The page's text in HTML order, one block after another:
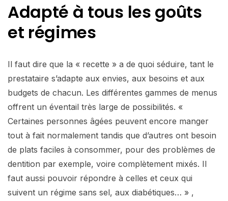
Adapté à tous les goûts
et régimes
Il faut dire que la « recette » a de quoi séduire, tant le
prestataire s’adapte aux envies, aux besoins et aux
budgets de chacun. Les différentes gammes de menus
offrent un éventail très large de possibilités. «
Certaines personnes âgées peuvent encore manger
tout à fait normalement tandis que d’autres ont besoin
de plats faciles à consommer, pour des problèmes de
dentition par exemple, voire complètement mixés. Il
faut aussi pouvoir répondre à celles et ceux qui
suivent un régime sans sel, aux diabétiques… » ,